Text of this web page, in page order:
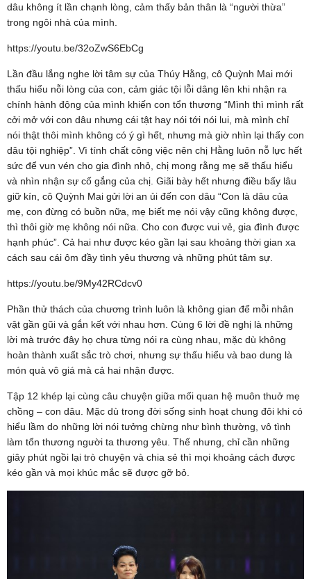
dâu không ít lần chạnh lòng, cảm thấy bản thân là “người thừa”
trong ngôi nhà của mình.
https://youtu.be/32oZwS6EbCg
Lần đầu lắng nghe lời tâm sự của Thúy Hằng, cô Quỳnh Mai mới
thấu hiểu nỗi lòng của con, cảm giác tội lỗi dâng lên khi nhận ra
chính hành động của mình khiến con tổn thương “Mình thì mình rất
cởi mở với con dâu nhưng cái tật hay nói tới nói lui, mà mình chỉ
nói thật thôi mình không có ý gì hết, nhưng mà giờ nhìn lại thấy con
dâu tội nghiệp”. Vì tính chất công việc nên chị Hằng luôn nỗ lực hết
sức để vun vén cho gia đình nhỏ, chị mong rằng mẹ sẽ thấu hiểu
và nhìn nhận sự cố gắng của chị. Giãi bày hết nhưng điều bấy lâu
giữ kín, cô Quỳnh Mai gửi lời an ủi đến con dâu “Con là dâu của
mẹ, con đừng có buồn nữa, mẹ biết mẹ nói vậy cũng không được,
thì thôi giờ mẹ không nói nữa. Cho con được vui vẻ, gia đình được
hạnh phúc”. Cả hai như được kéo gần lại sau khoảng thời gian xa
cách sau cái ôm đầy tình yêu thương và những phút tâm sự.
https://youtu.be/9My42RCdcv0
Phần thử thách của chương trình luôn là không gian để mỗi nhân
vật gần gũi và gắn kết với nhau hơn. Cùng 6 lời đề nghị là những
lời mà trước đây họ chưa từng nói ra cùng nhau, mặc dù không
hoàn thành xuất sắc trò chơi, nhưng sự thấu hiểu và bao dung là
món quà vô giá mà cả hai nhận được.
Tập 12 khép lại cùng câu chuyện giữa mối quan hệ muôn thuở mẹ
chồng – con dâu. Mặc dù trong đời sống sinh hoạt chung đôi khi có
hiểu lầm do những lời nói tưởng chừng như bình thường, vô tình
làm tổn thương người ta thương yêu. Thế nhưng, chỉ cần những
giây phút ngồi lại trò chuyện và chia sẻ thì mọi khoảng cách được
kéo gần và mọi khúc mắc sẽ được gỡ bỏ.